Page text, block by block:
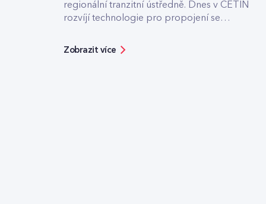
regionální tranzitní ústředně. Dnes v CETIN
rozvíjí technologie pro propojení se
Solution Architect pro core síť má na
Zobrazit více